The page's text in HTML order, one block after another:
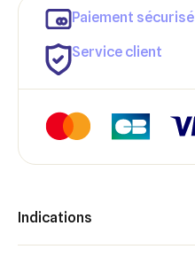
Paiement sécurisé
Service client
Indications